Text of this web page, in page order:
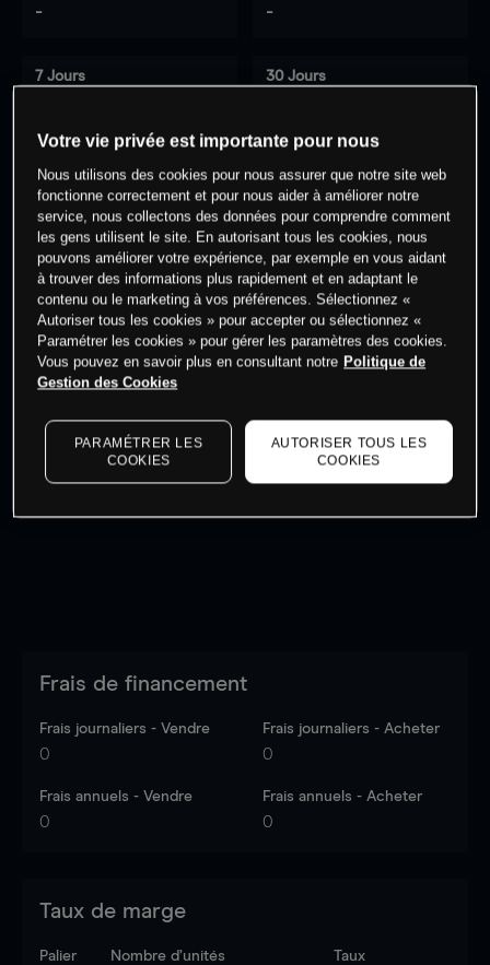
- -
7 Jours 30 Jours
0% des clients ont une position à sur
cet actif
Commencez à trader
Les prix sont indicatifs. Connectez-vouspour voir les
dernières données du marché.
Log into see latest
Frais de financement
Frais journaliers - Vendre
0
Frais journaliers - Acheter
0
Frais annuels - Vendre
0
Frais annuels - Acheter
0
Taux de marge
Palier Nombre d’unités Taux
Votre vie privée est importante pour nous
Nous utilisons des cookies pour nous assurer que notre site web
fonctionne correctement et pour nous aider à améliorer notre
service, nous collectons des données pour comprendre comment
les gens utilisent le site. En autorisant tous les cookies, nous
pouvons améliorer votre expérience, par exemple en vous aidant
à trouver des informations plus rapidement et en adaptant le
contenu ou le marketing à vos préférences. Sélectionnez «
Autoriser tous les cookies » pour accepter ou sélectionnez «
Paramétrer les cookies » pour gérer les paramètres des cookies.
Vous pouvez en savoir plus en consultant notre Politique de
Gestion des Cookies
PARAMÉTRER LES
COOKIES
AUTORISER TOUS LES
COOKIES